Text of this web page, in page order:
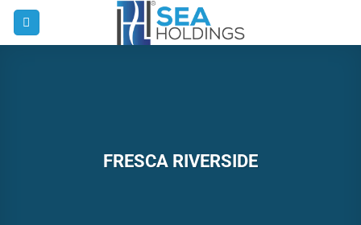
Bỏ
qua
nội
FRESCA RIVERSIDE